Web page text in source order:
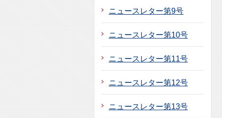
ニュースレター第9号
ニュースレター第10号
ニュースレター第11号
ニュースレター第12号
ニュースレター第13号